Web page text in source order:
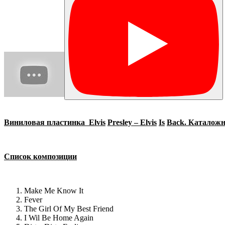
Виниловая пластинка Elvis Presley–Elvis Is Back.
Список композиции
Make Me Know It
Fever
The Girl Of My Best Friend
I Wil Be Home Again